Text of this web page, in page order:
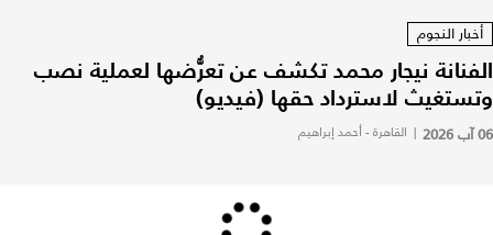
أخبار النجوم
الفنانة نيجار محمد تكشف عن تعرُّضها لعملية نصب
وتستغيث لاسترداد حقها (فيديو)
06 آب 2026 | القاهرة - أحمد إبراهيم